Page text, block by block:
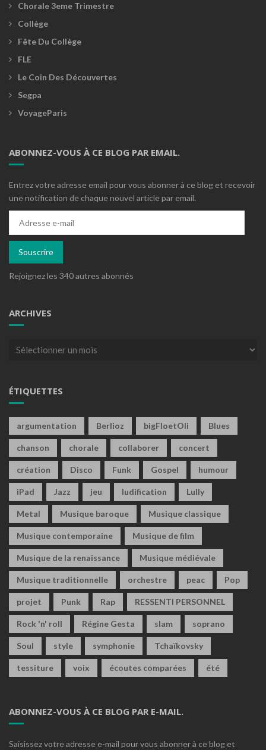
Chorale 3eme Trimestre
Collège
Fête Du Collège
FLE
Le Coin Des Découvertes
Segpa
VoyageParis
ABONNEZ-VOUS À CE BLOG PAR EMAIL.
Entrez votre adresse email pour vous abonner à ce blog et recevoir
une notification de chaque nouvel article par email.
mail
Souscrire
Rejoignez les 340 autres abonnés
ARCHIVES
Archives
ÉTIQUETTES
argumentation Berlioz bigFloetOli Blues
chanson chorale collaborer concert
création Disco Funk Gospel humour
iPad Jazz jeu ludification Lully
Metal Musique baroque Musique classique
Musique contemporaine Musique de film
Musique de la renaissance Musique médiévale
Musique traditionnelle orchestre peac Pop
projet Punk Rap RESSENTI PERSONNEL
Rock 'n' roll Régine Gesta slam soprano
Soul style symphonie Tchaïkovsky
tessiture voix écoutes comparées été
ABONNEZ-VOUS À CE BLOG PAR E-MAIL.
Saisissez votre adresse e-mail pour vous abonner à ce blog et